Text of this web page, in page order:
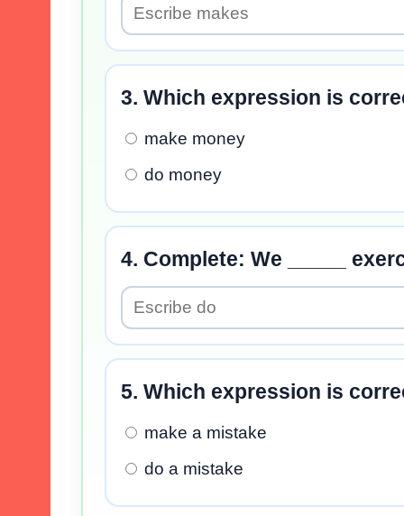
3. Which expression is
make money
do money
4. Complete: We _____
5. Which expression is
make a mistake
do a mistake